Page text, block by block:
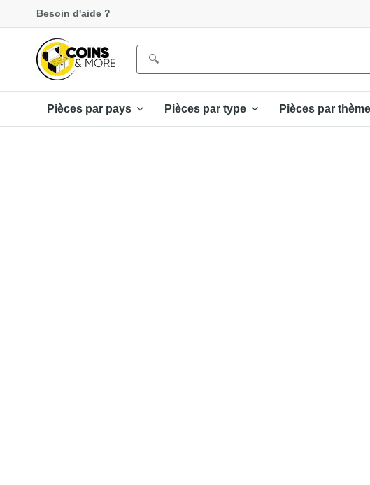
Besoin d'aide ?
Pièces par pays Pièces par type Pièces par thème